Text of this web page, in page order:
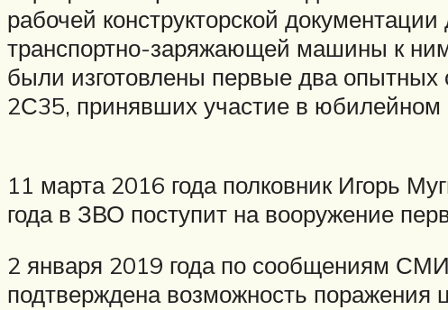
рабочей конструкторской
транспортно-заряжающей машины к
были изготовлены первые два
2С35, принявших участие в
11 марта 2016 года полковник Игорь
года в ЗВО поступит на вооружение
2 января 2019 года по сообщениям
подтверждена возможность поражения